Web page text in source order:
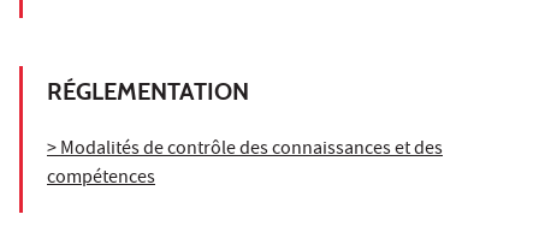
RÉGLEMENTATION
> Modalités de contrôle des connaissances et des
compétences